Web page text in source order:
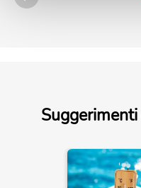
Suggerimenti